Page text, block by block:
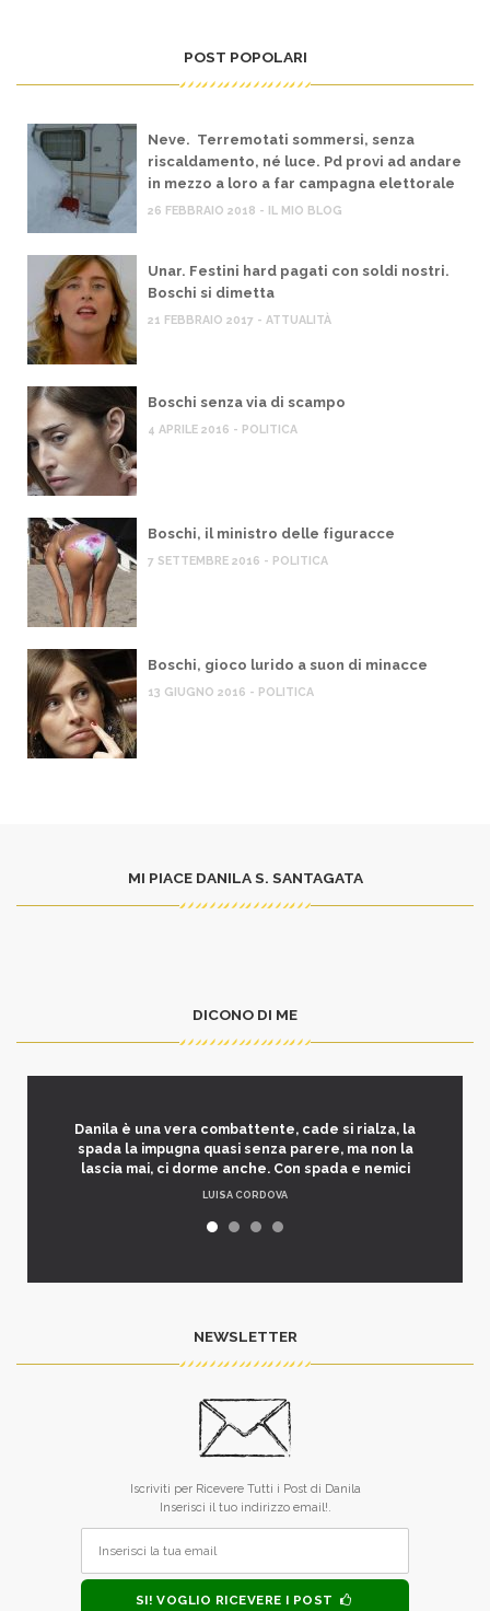
POST POPOLARI
Neve. Terremotati sommersi, senza
riscaldamento, né luce. Pd provi ad andare
in mezzo a loro a far campagna elettorale
26 FEBBRAIO 2018 - IL MIO BLOG
Unar. Festini hard pagati con soldi nostri.
Boschi si dimetta
21 FEBBRAIO 2017 - ATTUALITÀ
Boschi senza via di scampo
4 APRILE 2016 - POLITICA
Boschi, il ministro delle figuracce
7 SETTEMBRE 2016 - POLITICA
Boschi, gioco lurido a suon di minacce
13 GIUGNO 2016 - POLITICA
MI PIACE DANILA S. SANTAGATA
DICONO DI ME
Danila è una vera combattente, cade si rialza, la
spada la impugna quasi senza parere, ma non la
lascia mai, ci dorme anche. Con spada e nemici
LUISA CORDOVA
NEWSLETTER
Iscriviti per Ricevere Tutti i Post di Danila
Inserisci il tuo indirizzo email!.
SI! VOGLIO RICEVERE I POST